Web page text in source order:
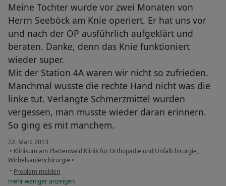
Meine Tochter wurde vor zwei Monaten von
Herrn Seeböck am Knie operiert. Er hat uns vor
und nach der OP ausführlich aufgeklärt und
beraten. Danke, denn das Knie funktioniert
wieder super.
Mit der Station 4A waren wir nicht so zufrieden.
Manchmal wusste die rechte Hand nicht was die
linke tut. Verlangte Schmerzmittel wurden
vergessen, man musste wieder daran erinnern.
So ging es mit manchem.
22. März 2013
• Klinikum am Plattenwald Klinik für Orthopädie und Unfallchirurgie,
Wirbelsäulenchirurgie •
• Problem melden
mehrwenigeranzeigen